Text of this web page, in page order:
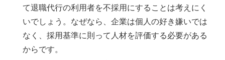
て退職代行の利用者を不採用にすることは考えにく
いでしょう。なぜなら、企業は個人の好き嫌いでは
なく、採用基準に則って人材を評価する必要がある
からです。